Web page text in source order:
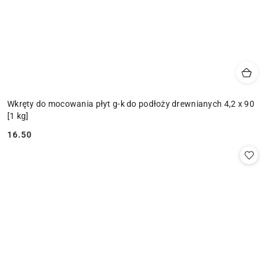
Wkręty do mocowania płyt g-k do podłoży drewnianych 4,2 x 90
[1 kg]
Cena:
16.50